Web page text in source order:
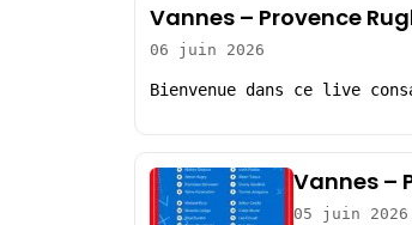
Vannes – Provence
06 juin 2026
Bienvenue dans ce live
Vannes –
05 juin 2026